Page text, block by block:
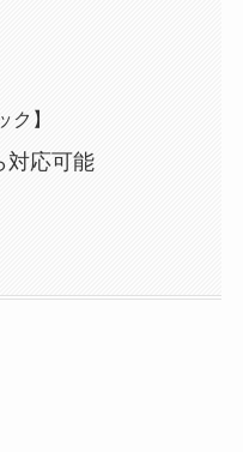
ク】
対応可能